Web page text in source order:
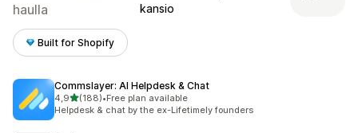
haulla
kansio
Built for Shopify
Commslayer: AI Helpdesk & Chat
4,9/ 5 tähteä
(188)
188 arvostelua yhteensä
•Free plan available
Helpdesk & chat by the ex-Lifetimely founders